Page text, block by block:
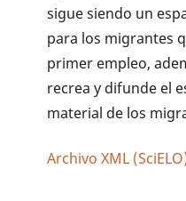
sigue siendo un
para los migrantes
primer empleo,
recrea y difunde el
material de los
Archivo XML